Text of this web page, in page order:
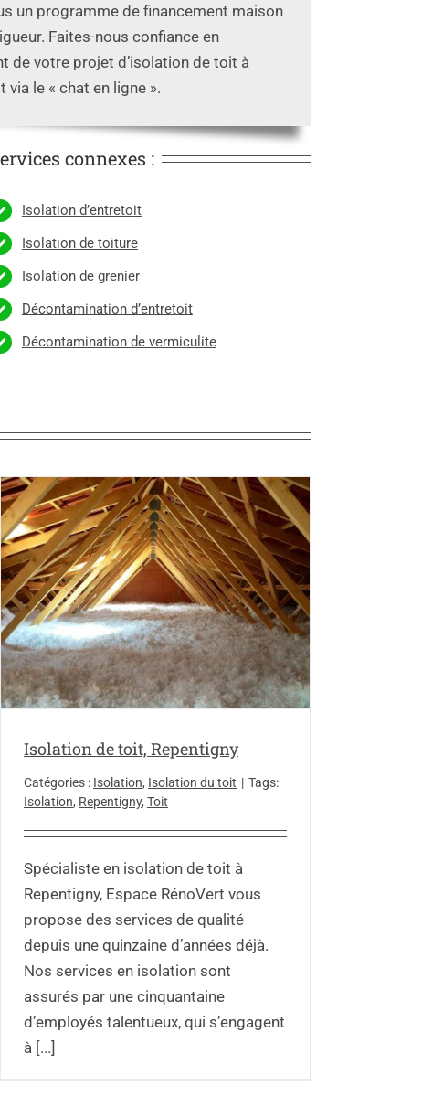
un programme de financement maison
Faites-nous confiance en
de votre projet d’isolation de toit à
le « chat en ligne ».
connexes :
Isolation d’entretoit
Isolation de toiture
Isolation de grenier
Décontamination d’entretoit
Décontamination de vermiculite
Isolation de toit, Repentigny
Catégories : Isolation, Isolation du toit | Tags:
Isolation, Repentigny, Toit
Spécialiste en isolation de toit à
Repentigny, Espace RénoVert vous
propose des services de qualité
depuis une quinzaine d’années déjà.
Nos services en isolation sont
assurés par une cinquantaine
d’employés talentueux, qui s’engagent
à [...]